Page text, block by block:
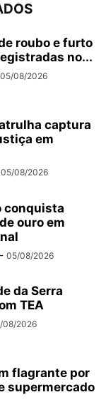
roubo e furto
no...
05/08/2026
captura
em
05/08/2026
conquista
ouro em
- 05/08/2026
da Serra
TEA
08/2026
flagrante por
supermercado